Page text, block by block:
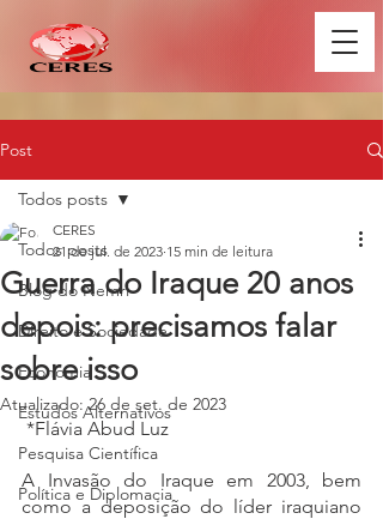
Post
Todos posts
Blog do Nemri
Direito e Sociedade
Economia
Estudos Alternativos
Pesquisa Científica
Política e Diplomacia
Todos posts
Guerra do Iraque 20 anos
depois: precisamos falar
sobre isso
CERES
21 de jul. de 2023 15 min de leitura
Atualizado:26 de set. de 2023
*Flávia Abud Luz
A Invasão do Iraque em 2003, bem
como a deposição do líder iraquiano